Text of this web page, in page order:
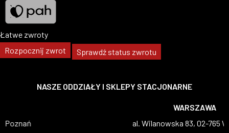
Pah
Łatwe zwroty
Rozpocznij zwrot
Sprawdź status zwrotu
NASZE ODDZIAŁY I SKLEPY STACJONARNE
al. Wilanowska 83, 02-765 Warszawa